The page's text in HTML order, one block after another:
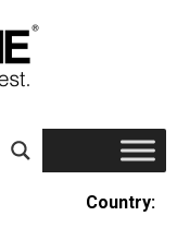
Country: